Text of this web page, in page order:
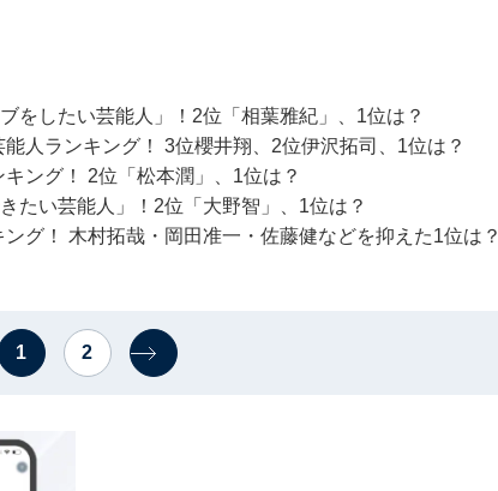
をしたい芸能人」！2位「相葉雅紀」、1位は？
人ランキング！ 3位櫻井翔、2位伊沢拓司、1位は？
ング！ 2位「松本潤」、1位は？
たい芸能人」！2位「大野智」、1位は？
グ！ 木村拓哉・岡田准一・佐藤健などを抑えた1位は？
1 2